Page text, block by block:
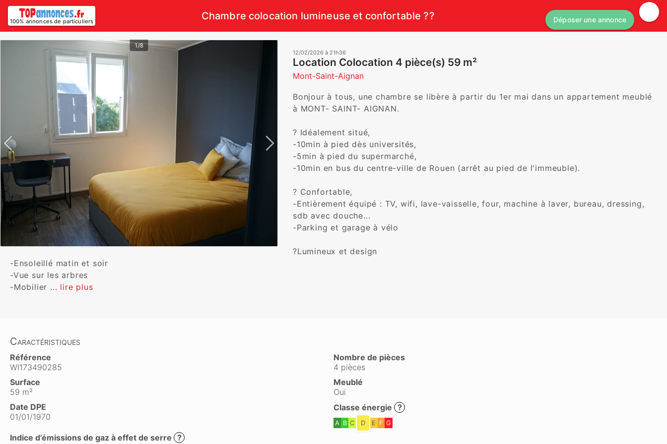
100% annonces de particuliers Chambre colocation lumineuse et confortable ?? Déposer une annonce
1/8
12/02/2026 à 21h36
Location Colocation 4 pièce(s) 59 m²
Mont-Saint-Aignan
Bonjour à tous, une chambre se libère à partir du 1er mai dans un appartement meublé
à MONT- SAINT- AIGNAN.
? Idéalement situé,
-10min à pied dès universités,
-5min à pied du supermarché,
-10min en bus du centre-ville de Rouen (arrêt au pied de l'immeuble).
? Confortable,
-Entièrement équipé : TV, wifi, lave-vaisselle, four, machine à laver, bureau, dressing,
sdb avec douche...
-Parking et garage à vélo
?Lumineux et design
-Ensoleillé matin et soir
-Vue sur les arbres
-Mobilier ... lire plus
Caractéristiques
Référence
WI173490285
Nombre de pièces
4 pièces
Surface
59 m²
Meublé
Oui
Date DPE
01/01/1970
Classe énergie ?
A B C D E F G
Indice d’émissions de gaz à effet de serre ?